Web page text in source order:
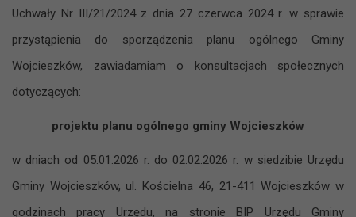
Uchwały Nr III/21/2024 z dnia 27 czerwca 2024 r. w sprawie
przystąpienia do sporządzenia planu ogólnego Gminy
Wojcieszków, zawiadamiam o konsultacjach społecznych
dotyczących:
projektu planu ogólnego gminy Wojcieszków
w ‍dniach od 05.01.2026 r. do 02.02.2026 r. w siedzibie Urzędu
Gminy Wojcieszków, ul. Kościelna 46, 21-411 Wojcieszków w
godzinach pracy Urzędu, na stronie BIP Urzędu Gminy